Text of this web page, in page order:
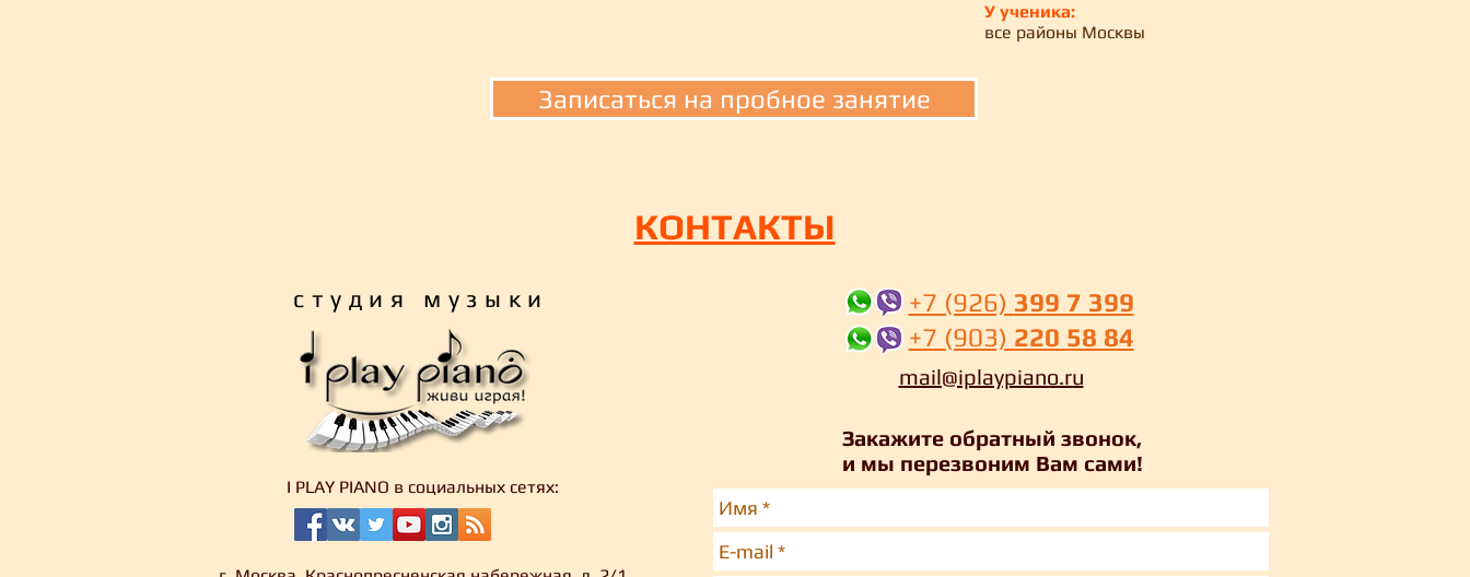
У ученика:
все районы Москвы
Записаться на пробное занятие
КОНТАКТЫ
студия музыки
I PLAY PIANO в социальных сетях:
+7 (926) 399 7 399
+7 (903) 220 58 84
mail@iplaypiano.ru
Закажите обратный звонок,
и мы перезвоним Вам сами!